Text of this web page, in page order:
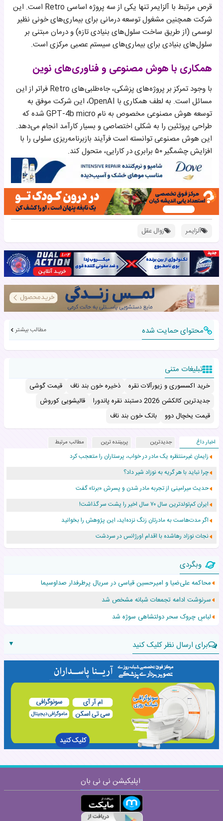
قرص مرتبط با آلزایمر تنها یکی از سه پروژه اساسی Retro است. این
شرکت همچنین مشغول توسعه درمانی برای بیماری‌های خونی نظیر
لوسمی (از طریق ساخت سلول‌های بنیادی تازه) و درمان مبتنی بر
سلول‌های بنیادی برای بیماری‌های سیستم عصبی مرکزی است.
همکاری با هوش مصنوعی و فناوری‌های نوین
با وجود تمرکز بر پروژه‌های پزشکی، جاه‌طلبی‌های Retro فراتر از این
مسائل است. به لطف همکاری با OpenAI، این شرکت موفق به
توسعه هوش مصنوعی مخصوص به نام GPT-4b micro شده که
طراحی پروتئین را به شکلی اختصاصی و بسیار کارآمد انجام می‌دهد.
این هوش مصنوعی توانسته است فرآیند بازبرنامه‌ریزی سلولی را با
افزایش چشمگیر ۵۰ برابری در کارایی، متحول کند.
آلزایمر زوال عقل
محتوای حمایت شده مطالب بیشتر
تبلیغات متنی
خرید اکسسوری و زیورآلات نقره ذخیره خون بند ناف
قیمت گوشی
جدیدترین کالکشن 2026 دستبند نقره پاندورا
قالیشویی کوروش
قیمت یخچال دوو
بانک خون بند ناف
اخبار داغ جدیدترین پربیننده ترین مطالب مرتبط
زایمان غیرمنتظره یک مادر در خواب، پرستاران را متعجب کرد
چرا نباید با هر گریه به نوزاد شیر داد؟
حدیث میرامینی از تجربه مادر شدن و پسرش «برنا» گفت
ایران کم‌تولدترین سال ۷۰ سال اخیر را پشت سر گذاشت!
اگر مدت‌هاست به مادرتان زنگ نزده‌اید، این پژوهش را بخوانید
نجات نوزاد رهاشده با اقدام اورژانس در سردشت
۵۵۹ نوزاد در پرو با نام «هالند» به دنیا آمدند!
زن ۲۴ ساله پس از درمان سرطان رحم، مادر شد
افزایش قد این دختر، چند میلیون دلار برای پدرش خرج داشته
حرکت غیرقانونی یک پرستار، جان دوقلوها را نجات داد!
وبگردی
محاکمه علی‌ضیا و امیرحسین قیاسی در سریال پرطرفدار صداوسیما
سرنوشت ادامه تجمعات شبانه مشخص شد
لباسِ چروک سحر دولتشاهی سوژه شد
برای ارسال نظر کلیک کنید
▼
نام:
اپلیکیشن نی نی بان